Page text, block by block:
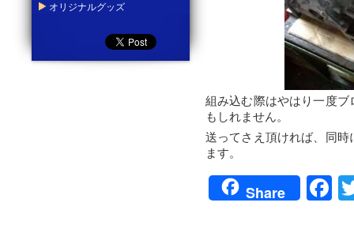
組み込む際はやはり一度
もしれません。
送ってさえ頂ければ、同
ます。
Share
オリジナルグッズ